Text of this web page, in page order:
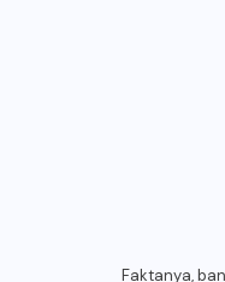
Faktanya,